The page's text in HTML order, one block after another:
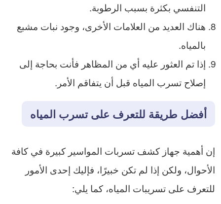
التنفسي بكثرة بسبب الرطوبة.
هناك العديد من العلامات الأخرى، وجود نبات مشبع
بالمياه.
إذا تم العثور عليه أي من المظاهر فأنت بحاجة إلى
إصلاح تسرب المياه قبل أن يتفاقم الأمر.
أفضل طريقة للتعرف على تسرب المياه
إن أهمية جهاز كشف تسربات المواسير كبيرة في كافة
الأحوال، ولكن إذا لم تكن خبيرًا، فإليك إحدى الأمور
للتعرف على تسريبات المياه، كما يلي: